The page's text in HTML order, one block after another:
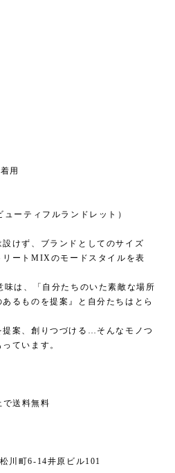
用
ーティフルランドレット）
けず、ブランドとしてのサイズ
ートMIXのモードスタイルを表
は、「自分たちのいた素敵な場所
るものを提案』と自分たちはとら
案、創りつづける…そんなモノつ
ています。
送料無料
川町6-14井原ビル101